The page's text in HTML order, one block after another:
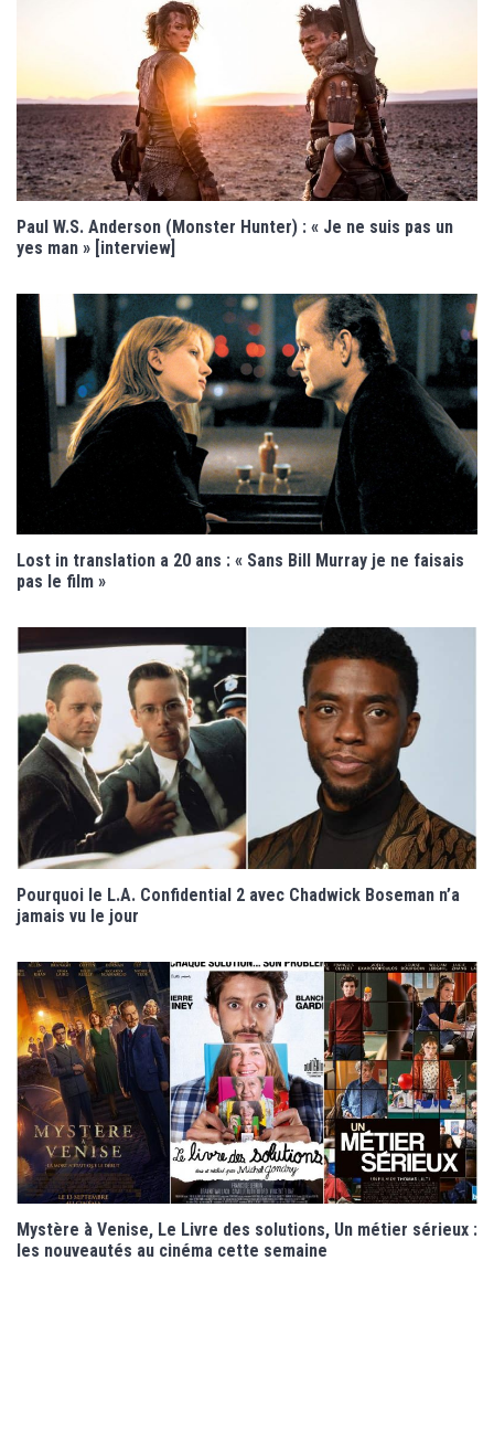
Paul W.S. Anderson (Monster Hunter) : « Je ne suis pas un
yes man » [interview]
Lost in translation a 20 ans : « Sans Bill Murray je ne faisais
pas le film »
Pourquoi le L.A. Confidential 2 avec Chadwick Boseman n’a
jamais vu le jour
Mystère à Venise, Le Livre des solutions, Un métier sérieux :
les nouveautés au cinéma cette semaine